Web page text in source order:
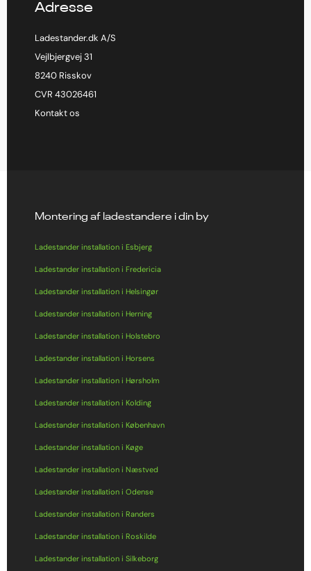
Adresse
Ladestander.dk A/S
Vejlbjergvej 31
8240 Risskov
CVR 43026461
Kontakt os
Montering af ladestandere i din by
Ladestander installation i Esbjerg
Ladestander installation i Fredericia
Ladestander installation i Helsingør
Ladestander installation i Herning
Ladestander installation i Holstebro
Ladestander installation i Horsens
Ladestander installation i Hørsholm
Ladestander installation i Kolding
Ladestander installation i København
Ladestander installation i Køge
Ladestander installation i Næstved
Ladestander installation i Odense
Ladestander installation i Randers
Ladestander installation i Roskilde
Ladestander installation i Silkeborg